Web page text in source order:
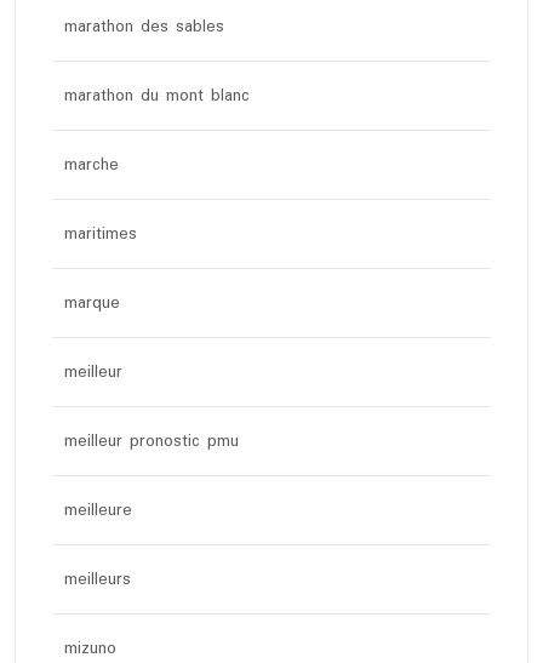
marathon des sables
marathon du mont blanc
marche
maritimes
marque
meilleur
meilleur pronostic pmu
meilleure
meilleurs
mizuno